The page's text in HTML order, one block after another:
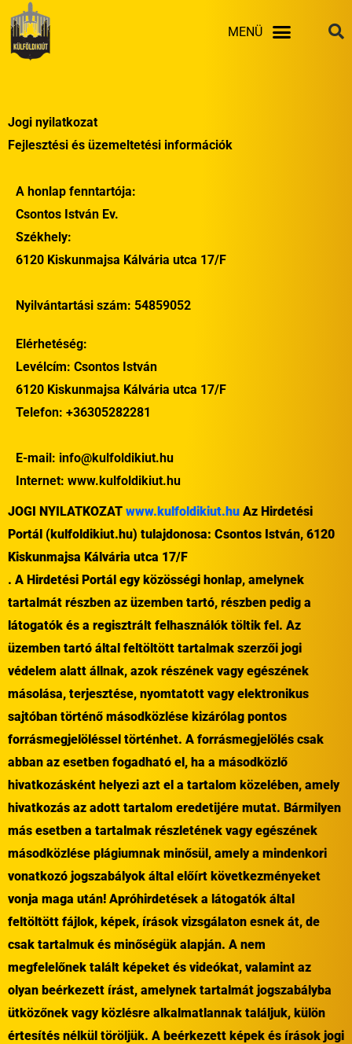
Skip
to
MENÜ
Jogi nyilatkozat
Fejlesztési és üzemeltetési információk
A honlap fenntartója:
Csontos István Ev.
Székhely:
6120 Kiskunmajsa Kálvária utca 17/F
Nyilvántartási szám: 54859052
Elérhetéség:
Levélcím: Csontos István
6120 Kiskunmajsa Kálvária utca 17/F
Telefon: +36305282281
E-mail: info@kulfoldikiut.hu
Internet: www.kulfoldikiut.hu
JOGI NYILATKOZAT www.kulfoldikiut.hu Az Hirdetési
Portál (kulfoldikiut.hu) tulajdonosa: Csontos István, 6120
Kiskunmajsa Kálvária utca 17/F
. A Hirdetési Portál egy közösségi honlap, amelynek
tartalmát részben az üzemben tartó, részben pedig a
látogatók és a regisztrált felhasználók töltik fel. Az
üzemben tartó által feltöltött tartalmak szerzői jogi
védelem alatt állnak, azok részének vagy egészének
másolása, terjesztése, nyomtatott vagy elektronikus
sajtóban történő másodközlése kizárólag pontos
forrásmegjelöléssel történhet. A forrásmegjelölés csak
abban az esetben fogadható el, ha a másodközlő
hivatkozásként helyezi azt el a tartalom közelében, amely
hivatkozás az adott tartalom eredetijére mutat. Bármilyen
más esetben a tartalmak részletének vagy egészének
másodközlése plágiumnak minősül, amely a mindenkori
vonatkozó jogszabályok által előírt következményeket
vonja maga után! Apróhirdetések a látogatók által
feltöltött fájlok, képek, írások vizsgálaton esnek át, de
csak tartalmuk és minőségük alapján. A nem
megfelelőnek talált képeket és videókat, valamint az
olyan beérkezett írást, amelynek tartalmát jogszabályba
ütközőnek vagy közlésre alkalmatlannak találjuk, külön
értesítés nélkül töröljük. A beérkezett képek és írások jogi